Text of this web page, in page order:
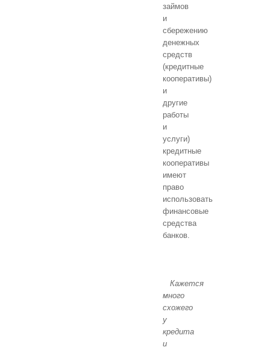
займов
и
сбережению
денежных
средств
(кредитные
кооперативы)
и
другие
работы
и
услуги)
кредитные
кооперативы
имеют
право
использовать
финансовые
средства
банков.
Кажется
много
схожего
у
кредита
и